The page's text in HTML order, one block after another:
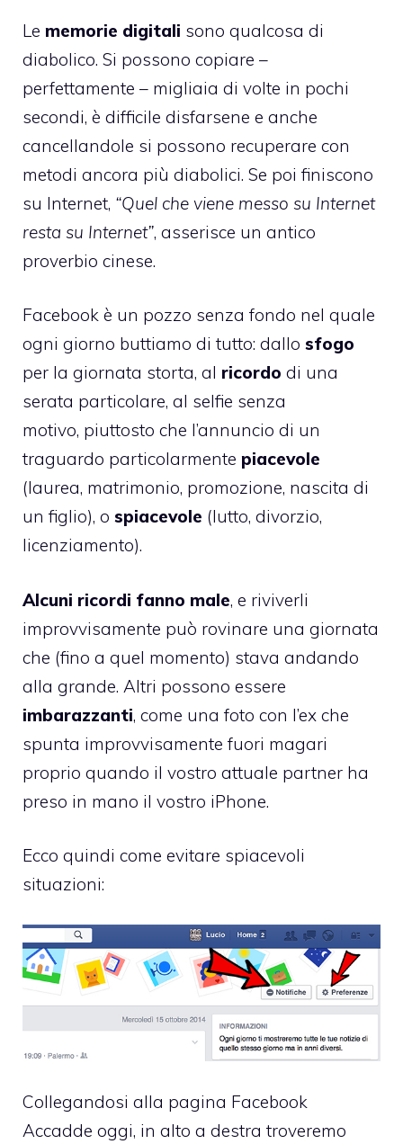
Le memorie digitali sono qualcosa di
diabolico. Si possono copiare –
perfettamente – migliaia di volte in pochi
secondi, è difficile disfarsene e anche
cancellandole si possono recuperare con
metodi ancora più diabolici. Se poi finiscono
su Internet, “Quel che viene messo su Internet
resta su Internet”, asserisce un antico
proverbio cinese.
Facebook è un pozzo senza fondo nel quale
ogni giorno buttiamo di tutto: dallo sfogo
per la giornata storta, al ricordo di una
serata particolare, al selfie senza
motivo, piuttosto che l’annuncio di un
traguardo particolarmente piacevole
(laurea, matrimonio, promozione, nascita di
un figlio), o spiacevole (lutto, divorzio,
licenziamento).
Alcuni ricordi fanno male, e riviverli
improvvisamente può rovinare una giornata
che (fino a quel momento) stava andando
alla grande. Altri possono essere
imbarazzanti, come una foto con l’ex che
spunta improvvisamente fuori magari
proprio quando il vostro attuale partner ha
preso in mano il vostro iPhone.
Ecco quindi come evitare spiacevoli
situazioni:
Collegandosi alla pagina Facebook
Accadde oggi, in alto a destra troveremo